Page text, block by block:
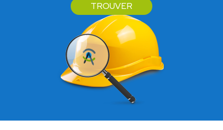
TROUVER